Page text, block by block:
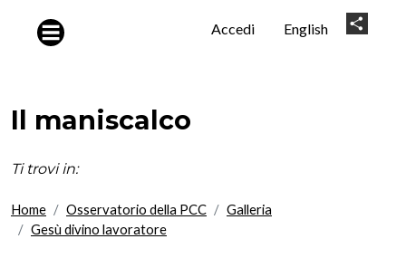
User
Accedi English
Il maniscalco
Ti trovi in:
Home Osservatorio della PCC
Galleria
Gesù divino lavoratore